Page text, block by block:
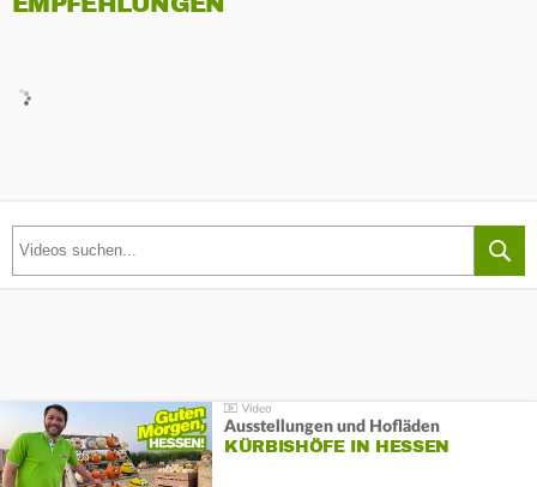
Ausstellungen und Hofläden
KÜRBISHÖFE IN HESSEN